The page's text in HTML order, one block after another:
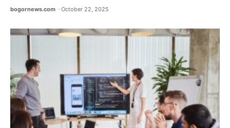
bogornews.com October 22, 2025